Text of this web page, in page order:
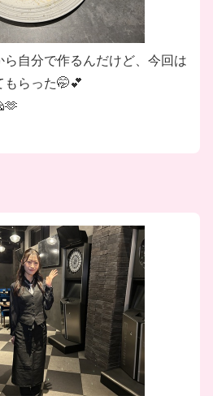
自分で作るんだけど、今回は
もらった🤭💕